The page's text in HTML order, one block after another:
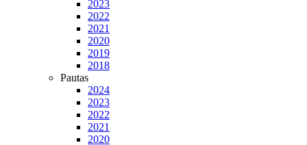
2023
2022
2021
2020
2019
2018
Pautas
2024
2023
2022
2021
2020